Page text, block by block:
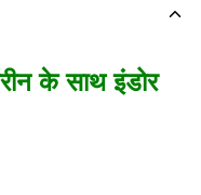
के साथ इंडोर